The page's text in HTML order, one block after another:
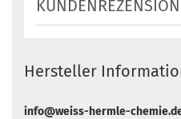
Hersteller
info@weiss-hermle-